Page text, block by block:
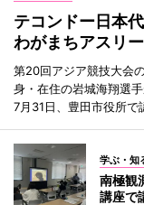
テコンドー日本
わがまちアスリ
第20回アジア競技大会
身・在住の岩城海翔選
7月31日、豊田市役所で
学ぶ・知
南極観
講座で